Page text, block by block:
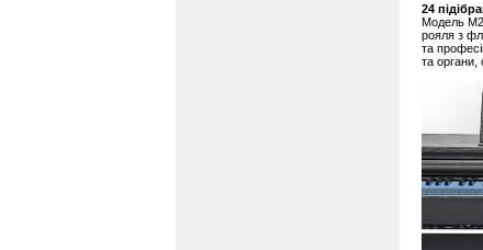
24
Модель
рояля з
та
та органи,